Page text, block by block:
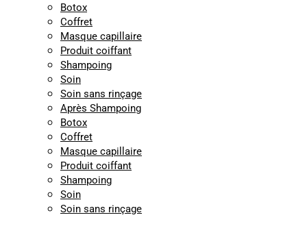
Botox
Coffret
Masque capillaire
Produit coiffant
Shampoing
Soin
Soin sans rinçage
Après Shampoing
Botox
Coffret
Masque capillaire
Produit coiffant
Shampoing
Soin
Soin sans rinçage